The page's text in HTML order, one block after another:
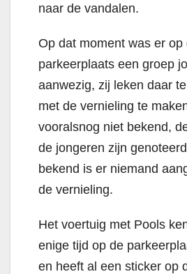
naar de vandalen.
Op dat moment was er op
parkeerplaats een groep
aanwezig, zij leken daar
met de vernieling te
vooralsnog niet bekend,
de jongeren zijn
bekend is er niemand
de vernieling.
Het voertuig met Pools
enige tijd op de
en heeft al een sticker op